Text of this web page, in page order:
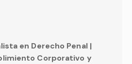
en Derecho Penal |
Corporativo y